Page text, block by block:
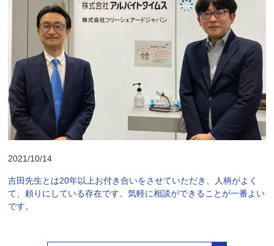
2021/10/14
吉田先生とは20年以上お付き合いをさせていただき、人柄がよく
て、頼りにしている存在です。気軽に相談ができることが一番よい
です。